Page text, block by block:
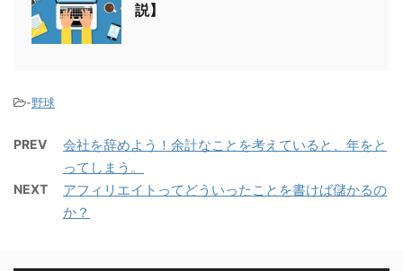
説】
-野球
PREV
会社を辞めよう！余計なことを考えていると、年をと
ってしまう。
NEXT
アフィリエイトってどういったことを書けば儲かるの
か？